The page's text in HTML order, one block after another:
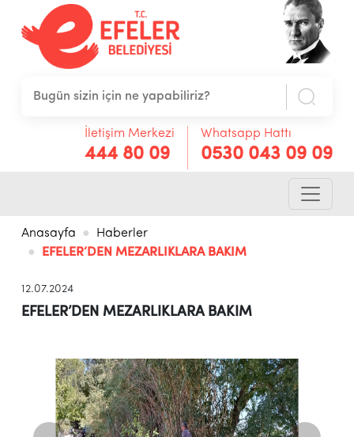
İletişim Merkezi
444 80 09
Whatsapp Hattı
0530 043 09 09
Anasayfa
Haberler
EFELER’DEN MEZARLIKLARA BAKIM
12.07.2024
EFELER’DEN MEZARLIKLARA BAKIM